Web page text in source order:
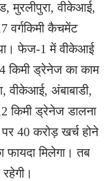
मुरलीपुरा, वीकेआई,
वर्गकिमी कैचमेंट
था। फेज-1 में वीकेआई
किमी ड्रेनेज का काम
वीकेआई, अंबाबाडी,
किमी ड्रेनेज डालना
40 करोड़ खर्च होने
मिलेगा। तब